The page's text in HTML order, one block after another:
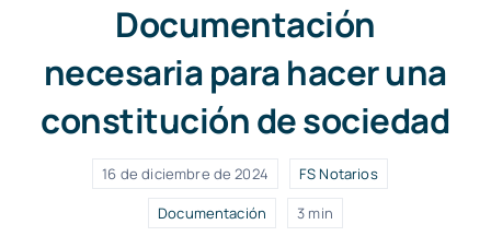
Documentación
necesaria para hacer una
constitución de sociedad
16 de diciembre de 2024
FS Notarios
Documentación
3 min